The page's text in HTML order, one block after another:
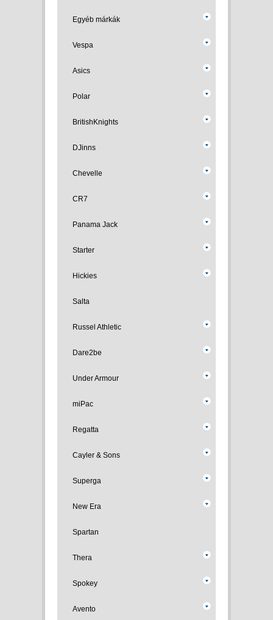
Egyéb márkák
Vespa
Asics
Polar
BritishKnights
DJinns
Chevelle
CR7
Panama Jack
Starter
Hickies
Salta
Russel Athletic
Dare2be
Under Armour
miPac
Regatta
Cayler & Sons
Superga
New Era
Spartan
Thera
Spokey
Avento